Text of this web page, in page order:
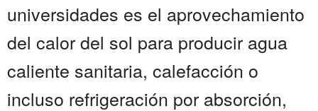
universidades es el aprovechamiento
del calor del sol para producir agua
caliente sanitaria, calefacción o
incluso refrigeración por absorción,